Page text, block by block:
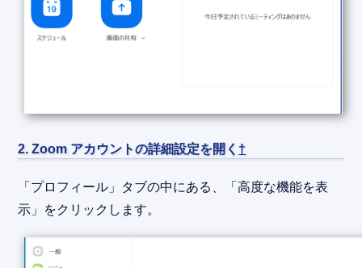
2. Zoom アカウントの詳細設定を開く †
「プロフィール」タブの中にある、「高度な機能を表
示」をクリックします。